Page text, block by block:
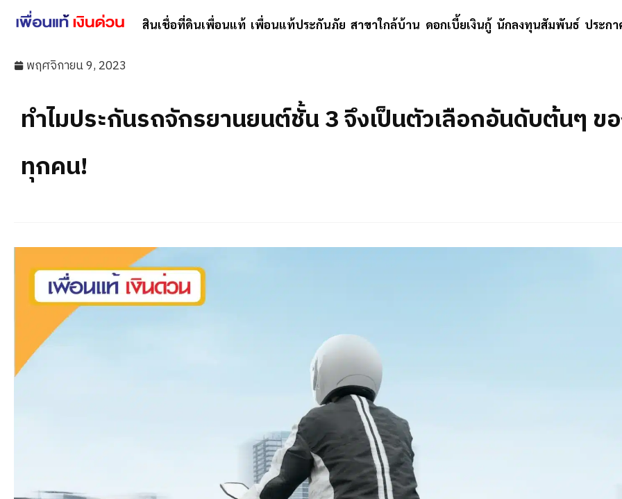
สินเชื่อที่ดินเพื่อนแท้ เพื่อนแท้ประกันภัย สาขาใกล้บ้าน ดอกเบี้ยเงินกู้ นักลงทุนสัมพันธ์ ประก
พฤศจิกายน 9, 2023
ทำไมประกันรถจักรยานยนต์ชั้น 3 จึงเป็นตัวเลือกอันดับต้นๆ ข
ทุกคน!